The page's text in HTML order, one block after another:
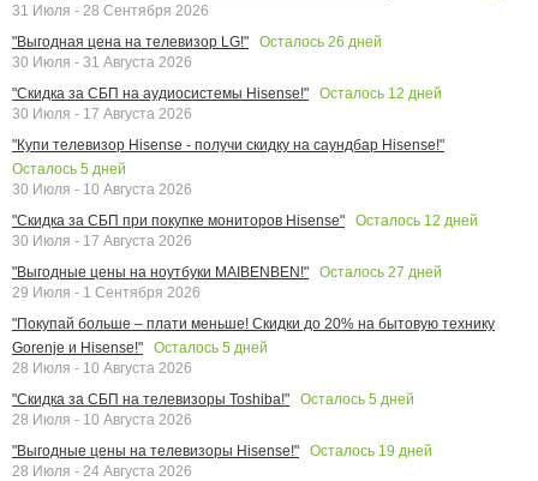
31 Июля - 28 Сентября 2026
"Выгодная цена на телевизор LG!"
Осталось 26 дней
30 Июля - 31 Августа 2026
"Скидка за СБП на аудиосистемы Hisense!"
Осталось 12 дней
30 Июля - 17 Августа 2026
"Купи телевизор Hisense - получи скидку на саундбар Hisense!"
Осталось 5 дней
30 Июля - 10 Августа 2026
"Скидка за СБП при покупке мониторов Hisense"
Осталось 12 дней
30 Июля - 17 Августа 2026
"Выгодные цены на ноутбуки MAIBENBEN!"
Осталось 27 дней
29 Июля - 1 Сентября 2026
"Покупай больше – плати меньше! Скидки до 20% на бытовую технику
Gorenje и Hisense!"
Осталось 5 дней
28 Июля - 10 Августа 2026
"Скидка за СБП на телевизоры Toshiba!"
Осталось 5 дней
28 Июля - 10 Августа 2026
"Выгодные цены на телевизоры Hisense!"
Осталось 19 дней
28 Июля - 24 Августа 2026